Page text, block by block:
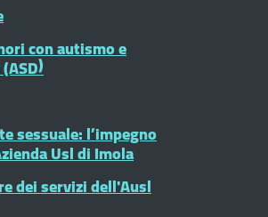
con autismo e
sessuale: l’impegno
Usl di Imola
dei servizi dell'Ausl